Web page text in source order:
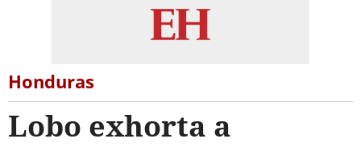
Honduras
Lobo exhorta a